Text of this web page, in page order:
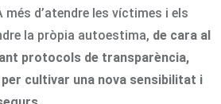
més d’atendre les víctimes i els
la pròpia autoestima, de cara al
protocols de transparència,
cultivar una nova sensibilitat i